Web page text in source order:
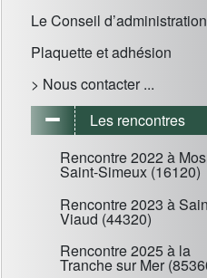
Le Conseil d’administration
Plaquette et adhésion
> Nous contacter ...
Les rencontres
Rencontre 2022 à
Saint-Simeux (16120)
Rencontre 2023 à
Viaud (44320)
Rencontre 2025 à la
Tranche sur Mer